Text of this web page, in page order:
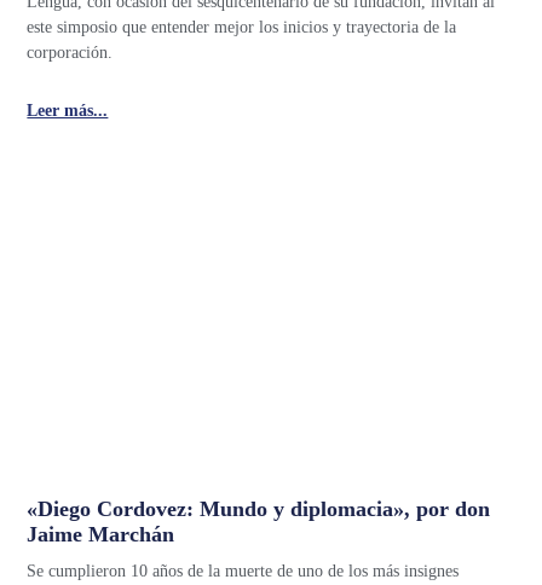
este simposio que entender mejor los inicios y trayectoria de la
corporación.
Leer más...
«Diego Cordovez: Mundo y diplomacia», por don
Jaime Marchán
Se cumplieron 10 años de la muerte de uno de los más insignes